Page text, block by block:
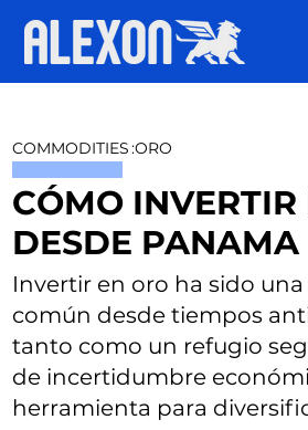
COMMODITIES:ORO
CÓMO INVERTIR
DESDE PANAMA
Invertir en oro ha sido
común desde tiempos
tanto como un refugio
de incertidumbre
herramienta para